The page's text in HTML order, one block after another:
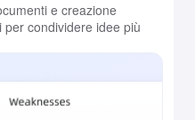
e creazione
per condividere idee più